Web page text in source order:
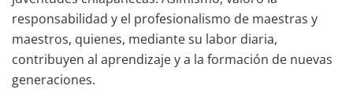
responsabilidad y el profesionalismo de maestras y
maestros, quienes, mediante su labor diaria,
contribuyen al aprendizaje y a la formación de nuevas
generaciones.